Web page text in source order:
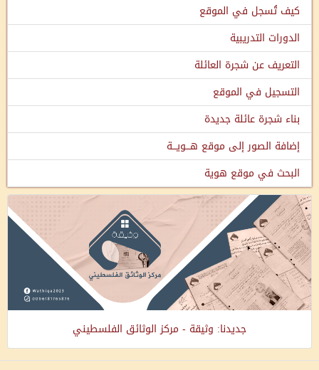
كيف تُسجل في الموقع
الدورات التدريبية
التعريف عن شجرة العائلة
التسجيل في الموقع
بناء شجرة عائلة جديدة
إضافة الصور إلى موقع هـــويـــة
البحث في موقع هوية
جديدنا: وثيقة - مركز الوثائق الفلسطيني